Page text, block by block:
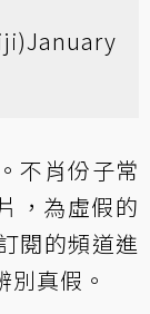
January
不肖份子常
，為虛假的
閱的頻道進
真假。